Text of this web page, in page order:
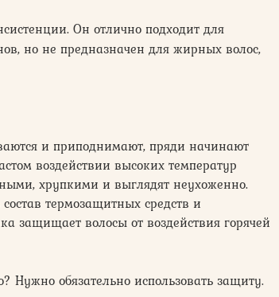
Он отлично подходит для
но не предназначен для жирных волос,
и приподнимают, пряди начинают
воздействии высоких температур
хрупкими и выглядят неухоженно.
термозащитных средств и
защищает волосы от воздействия горячей
Нужно обязательно использовать защиту.